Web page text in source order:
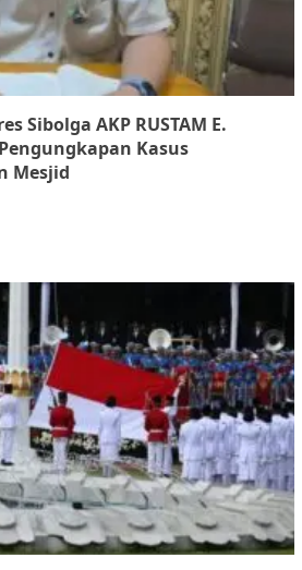
Sibolga AKP RUSTAM E.
Kasus
Mesjid